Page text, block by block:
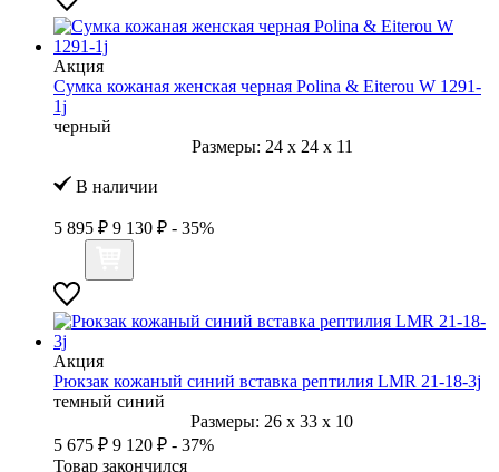
Акция
Сумка кожаная женская черная Polina & Eiterou W 1291-
1j
черный
Размеры: 24 x 24 x 11
В наличии
5 895 ₽ 9 130 ₽ - 35%
Акция
Рюкзак кожаный синий вставка рептилия LMR 21-18-3j
темный синий
Размеры: 26 x 33 x 10
5 675 ₽ 9 120 ₽ - 37%
Товар закончился